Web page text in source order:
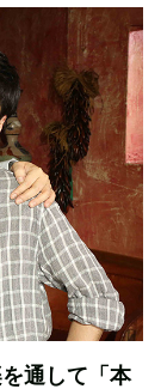
通して「本